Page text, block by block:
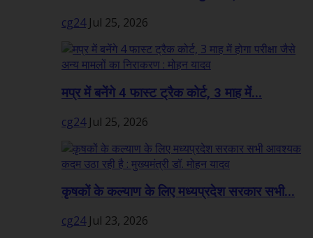
cg24 Jul 25, 2026
मप्र में बनेंगे 4 फास्ट ट्रैक कोर्ट, 3 माह में...
cg24 Jul 25, 2026
कृषकों के कल्याण के लिए मध्यप्रदेश सरकार सभी...
cg24 Jul 23, 2026